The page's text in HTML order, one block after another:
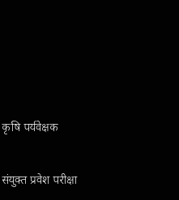
कृषि पर्यवेक्षक
संयुक्त प्रवेश परीक्षा